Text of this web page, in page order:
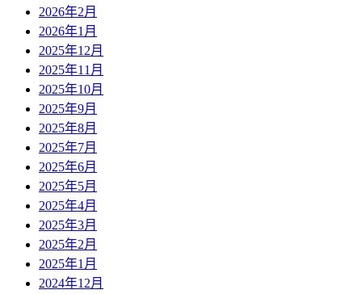
2026年2月
2026年1月
2025年12月
2025年11月
2025年10月
2025年9月
2025年8月
2025年7月
2025年6月
2025年5月
2025年4月
2025年3月
2025年2月
2025年1月
2024年12月